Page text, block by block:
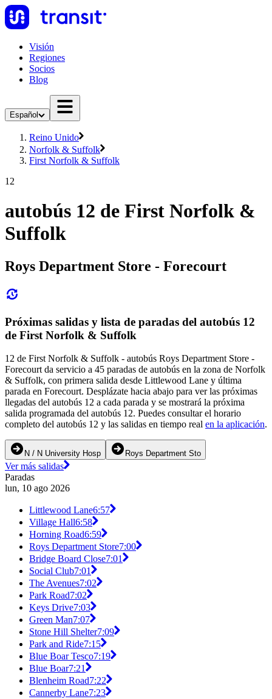
Visión
Regiones
Socios
Blog
Español
Reino Unido
Norfolk & Suffolk
First Norfolk & Suffolk
12
autobús 12 de First Norfolk &
Suffolk
Roys Department Store - Forecourt
Próximas salidas y lista de paradas del autobús 12
de First Norfolk & Suffolk
12 de First Norfolk & Suffolk - autobús Roys Department Store -
Forecourt da servicio a 45 paradas de autobús en la zona de Norfolk
& Suffolk, con primera salida desde Littlewood Lane y última
parada en Forecourt. Desplázate hacia abajo para ver las próximas
llegadas del autobús 12 a cada parada y se mostrará la próxima
salida programada del autobús 12. Puedes consultar el horario
completo del autobús 12 y las salidas en tiempo real en la aplicación.
N / N University Hosp Roys Department Sto
Ver más salidas
Paradas
lun, 10 ago 2026
Littlewood Lane6:57
Village Hall6:58
Horning Road6:59
Roys Department Store7:00
Bridge Board Close7:01
Social Club7:01
The Avenues7:02
Park Road7:02
Keys Drive7:03
Green Man7:07
Stone Hill Shelter7:09
Park and Ride7:15
Blue Boar Tesco7:19
Blue Boar7:21
Blenheim Road7:22
Cannerby Lane7:23